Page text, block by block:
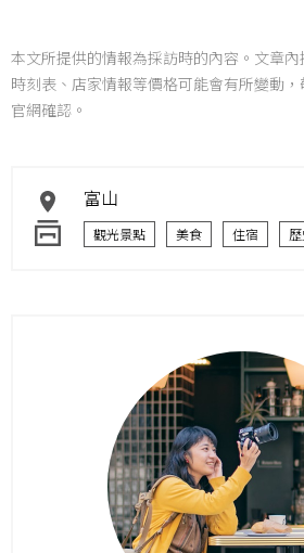
本文所提供的情報為採訪時的內容。文章內
時刻表、店家情報等價格可能會有所變動
官網確認。
富山
觀光景點 美食 住宿